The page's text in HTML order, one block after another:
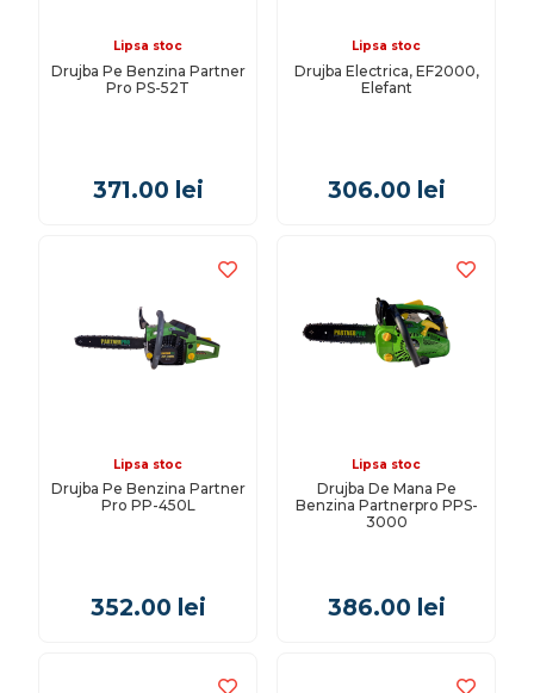
Lipsa stoc
Drujba Pe Benzina Partner
Pro PS-52T
371.00 lei
Lipsa stoc
Drujba Electrica, EF2000,
Elefant
306.00 lei
Lipsa stoc
Drujba Pe Benzina Partner
Pro PP-450L
352.00 lei
Lipsa stoc
Drujba De Mana Pe
Benzina Partnerpro PPS-
3000
386.00 lei